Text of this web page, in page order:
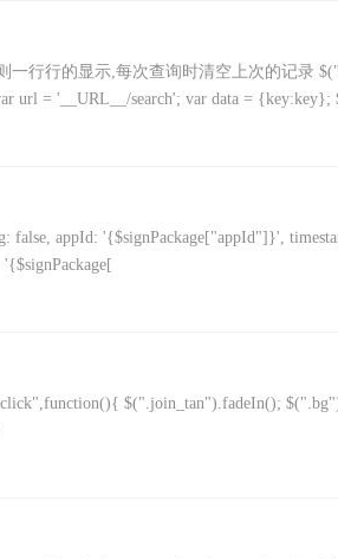
一行行的显示,每次查询时清空上次的记录
url = '__URL__/search'; var data = {key:key};
appId: '{$signPackage["appId"]}',
$(".join_tan").fadeIn();